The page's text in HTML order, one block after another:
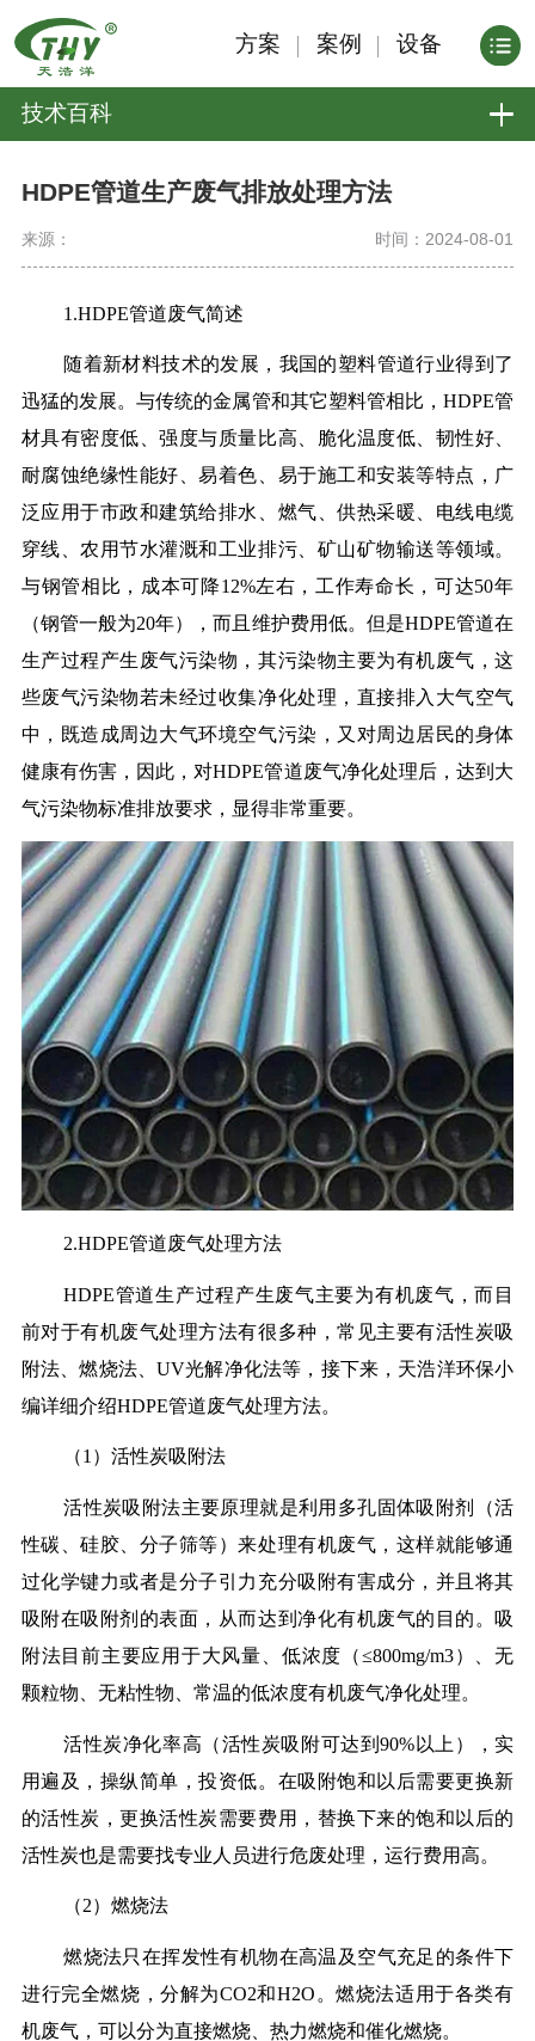
方案 案例 设备
技术百科
HDPE管道生产废气排放处理方法
来源： 时间：2024-08-01
1.HDPE管道废气简述
随着新材料技术的发展，我国的塑料管道行业得到了
迅猛的发展。与传统的金属管和其它塑料管相比，HDPE管
材具有密度低、强度与质量比高、脆化温度低、韧性好、
耐腐蚀绝缘性能好、易着色、易于施工和安装等特点，广
泛应用于市政和建筑给排水、燃气、供热采暖、电线电缆
穿线、农用节水灌溉和工业排污、矿山矿物输送等领域。
与钢管相比，成本可降12%左右，工作寿命长，可达50年
（钢管一般为20年），而且维护费用低。但是HDPE管道在
生产过程产生废气污染物，其污染物主要为有机废气，这
些废气污染物若未经过收集净化处理，直接排入大气空气
中，既造成周边大气环境空气污染，又对周边居民的身体
健康有伤害，因此，对HDPE管道废气净化处理后，达到大
气污染物标准排放要求，显得非常重要。
2.HDPE管道废气处理方法
HDPE管道生产过程产生废气主要为有机废气，而目
前对于有机废气处理方法有很多种，常见主要有活性炭吸
附法、燃烧法、UV光解净化法等，接下来，天浩洋环保小
编详细介绍HDPE管道废气处理方法。
（1）活性炭吸附法
活性炭吸附法主要原理就是利用多孔固体吸附剂（活
性碳、硅胶、分子筛等）来处理有机废气，这样就能够通
过化学键力或者是分子引力充分吸附有害成分，并且将其
吸附在吸附剂的表面，从而达到净化有机废气的目的。吸
附法目前主要应用于大风量、低浓度（≤800mg/m3）、无
颗粒物、无粘性物、常温的低浓度有机废气净化处理。
活性炭净化率高（活性炭吸附可达到90%以上），实
用遍及，操纵简单，投资低。在吸附饱和以后需要更换新
的活性炭，更换活性炭需要费用，替换下来的饱和以后的
活性炭也是需要找专业人员进行危废处理，运行费用高。
（2）燃烧法
燃烧法只在挥发性有机物在高温及空气充足的条件下
进行完全燃烧，分解为CO2和H2O。燃烧法适用于各类有
机废气，可以分为直接燃烧、热力燃烧和催化燃烧。